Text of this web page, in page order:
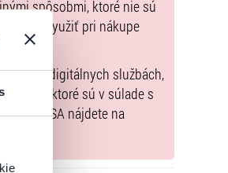
spôsobmi, ktoré nie sú
môžete využiť pri nákupe
(Akt o digitálnych službách,
služby, ktoré sú v súlade s
DSA nájdete na